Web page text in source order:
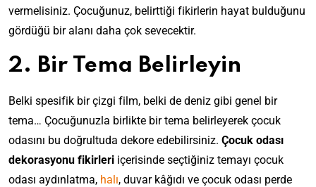
vermelisiniz. Çocuğunuz, belirttiği fikirlerin hayat bulduğunu
gördüğü bir alanı daha çok sevecektir.
2. Bir Tema Belirleyin
Belki spesifik bir çizgi film, belki de deniz gibi genel bir
tema… Çocuğunuzla birlikte bir tema belirleyerek çocuk
odasını bu doğrultuda dekore edebilirsiniz. Çocuk odası
dekorasyonu fikirleri içerisinde seçtiğiniz temayı çocuk
odası aydınlatma, halı, duvar kâğıdı ve çocuk odası perde